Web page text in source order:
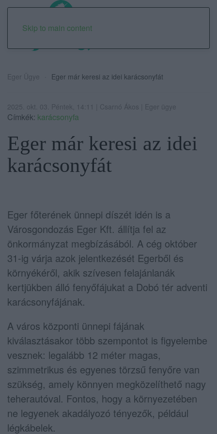
Skip to main content
Eger Ügye Eger már keresi az idei karácsonyfát
2025. okt. 03. Péntek, 14:11 | Csarnó Ákos | Eger ügye
Címkék: karácsonyfa
Eger már keresi az idei
karácsonyfát
Eger főterének ünnepi díszét idén is a
Városgondozás Eger Kft. állítja fel az
önkormányzat megbízásából. A cég október
31-ig várja azok jelentkezését Egerből és
környékéről, akik szívesen felajánlanák
kertjükben álló fenyőfájukat a Dobó tér adventi
karácsonyfájának.
A város központi ünnepi fájának
kiválasztásakor több szempontot is figyelembe
vesznek: legalább 12 méter magas,
szimmetrikus és egyenes törzsű fenyőre van
szükség, amely könnyen megközelíthető nagy
teherautóval. Fontos, hogy a környezetében
ne legyenek akadályozó tényezők, például
légkábelek.